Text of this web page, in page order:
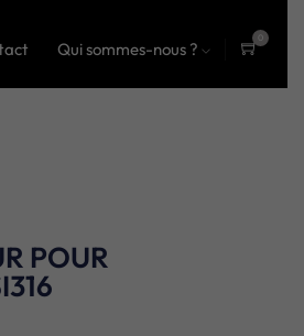
Qui sommes-nous ?
0
POUR